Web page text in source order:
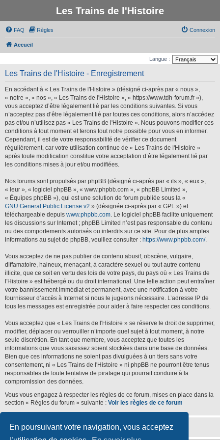
En poursuivant votre navigation, vous acceptez
Les Trains de l'Histoire
FAQ Règles Connexion
Accueil
Langue :
Les Trains de l'Histoire - Enregistrement
En accédant à « Les Trains de l'Histoire » (désigné ci-après par « nous »,
« notre », « nos », « Les Trains de l'Histoire », « https://www.tdh-forum.fr »),
vous acceptez d’être légalement lié par les conditions suivantes. Si vous
n’acceptez pas d’être légalement lié par toutes ces conditions, alors n’accédez
pas et/ou n’utilisez pas « Les Trains de l'Histoire ». Nous pouvons modifier ces
conditions à tout moment et ferons tout notre possible pour vous en informer.
Cependant, il est de votre responsabilité de vérifier ce document
régulièrement, car votre utilisation continue de « Les Trains de l'Histoire »
après toute modification constitue votre acceptation d’être légalement lié par
les conditions mises à jour et/ou modifiées.
Nos forums sont propulsés par phpBB (désigné ci-après par « ils », « eux »,
« leur », « logiciel phpBB », « www.phpbb.com », « phpBB Limited »,
« Équipes phpBB »), qui est une solution de forum publiée sous la «
GNU General Public License v2 » (désignée ci-après par « GPL ») et
téléchargeable depuis www.phpbb.com. Le logiciel phpBB facilite uniquement
les discussions sur Internet ; phpBB Limited n’est pas responsable du contenu
ou des comportements autorisés ou interdits sur ce site. Pour de plus amples
informations au sujet de phpBB, veuillez consulter : https://www.phpbb.com/.
Vous acceptez de ne pas publier de contenu abusif, obscène, vulgaire,
diffamatoire, haineux, menaçant, à caractère sexuel ou tout autre contenu
illicite, que ce soit en vertu des lois de votre pays, du pays où « Les Trains de
l'Histoire » est hébergé ou du droit international. Une telle action peut entraîner
votre bannissement immédiat et permanent, avec une notification à votre
fournisseur d’accès à Internet si nous le jugeons nécessaire. L’adresse IP de
tous les messages est enregistrée pour aider à faire respecter ces conditions.
Vous acceptez que « Les Trains de l'Histoire » se réserve le droit de supprimer,
modifier, déplacer ou verrouiller n’importe quel sujet à tout moment, à notre
seule discrétion. En tant que membre, vous acceptez que toutes les
informations que vous saisissez soient stockées dans une base de données.
Bien que ces informations ne soient pas divulguées à un tiers sans votre
consentement, ni « Les Trains de l'Histoire » ni phpBB ne pourront être tenus
responsables de toute tentative de piratage qui pourrait conduire à la
compromission des données.
Vous vous engagez à respecter les règles de ce forum, mises en place dans la
section « Règles du forum » suivante : Voir les règles de ce forum